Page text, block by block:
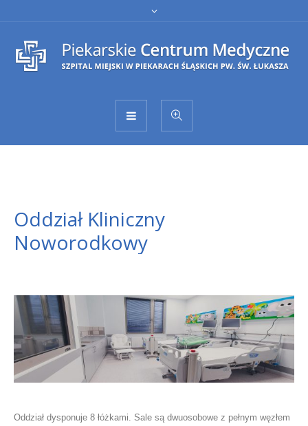
Oddział Kliniczny
Noworodkowy
Oddział dysponuje 8 łóżkami. Sale są dwuosobowe z pełnym węzłem